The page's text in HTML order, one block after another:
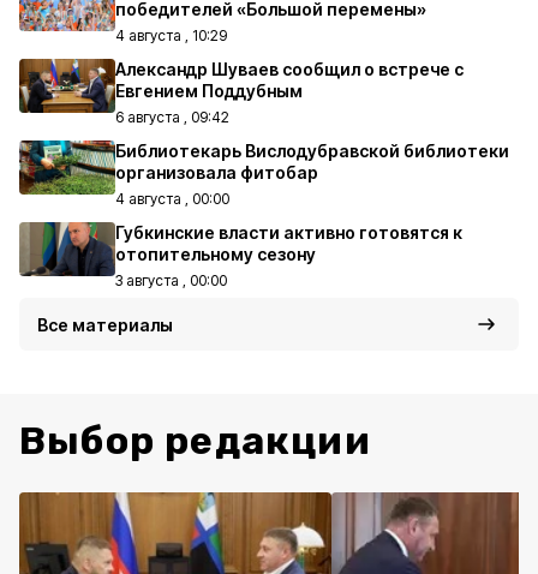
победителей «Большой перемены»
4 августа , 10:29
Александр Шуваев сообщил о встрече с
Евгением Поддубным
6 августа , 09:42
Библиотекарь Вислодубравской библиотеки
организовала фитобар
4 августа , 00:00
Губкинские власти активно готовятся к
отопительному сезону
3 августа , 00:00
Все материалы
Выбор редакции